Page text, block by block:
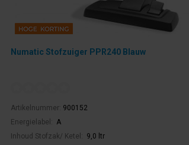
Numatic Stofzuiger PPR240 Blauw
Artikelnummer: 900152
Energielabel:
A
Inhoud Stofzak/ Ketel:
9,0 ltr